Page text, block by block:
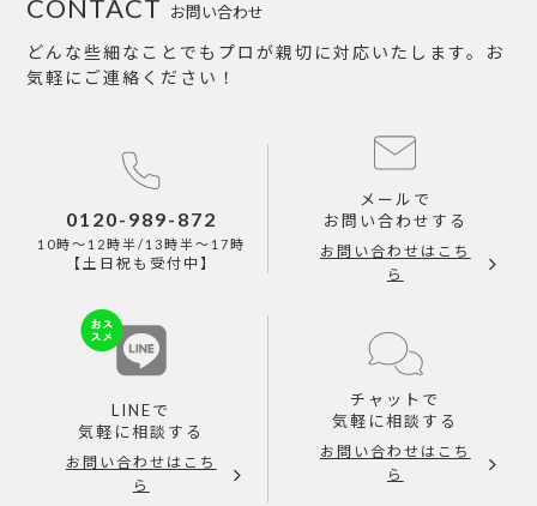
お問い合わせ
CONTACT
どんな些細なことでもプロが親切に対応いたします。お
気軽にご連絡ください！
0120-989-872
10時～12時半/13時半～17時
【土日祝も受付中】
メールで
お問い合わせする
お問い合わせはこち
ら
LINEで
気軽に相談する
お問い合わせはこち
ら
チャットで
気軽に相談する
お問い合わせはこち
ら